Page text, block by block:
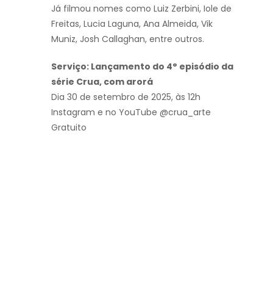
Já filmou nomes como Luiz Zerbini, Iole de
Freitas, Lucia Laguna, Ana Almeida, Vik
Muniz, Josh Callaghan, entre outros.
Serviço: Lançamento do 4° episódio da
série Crua, com arorá
Dia 30 de setembro de 2025, às 12h
Instagram e no YouTube @crua_arte
Gratuito